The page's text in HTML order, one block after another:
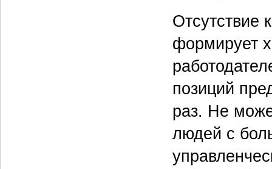
Отсутствие
формирует
позиций
раз. Не
людей с